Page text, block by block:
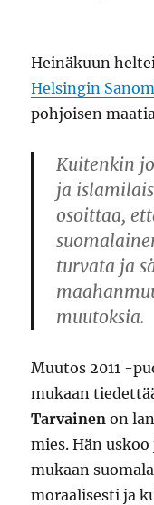
Heinäkuun
Helsingin
pohjoisen
Kuitenkin
ja
osoittaa,
turvata ja
muutoksia.
Muutos 2011 -
mukaan
Tarvainen on
mies. Hän
mukaan
moraalisesti ja